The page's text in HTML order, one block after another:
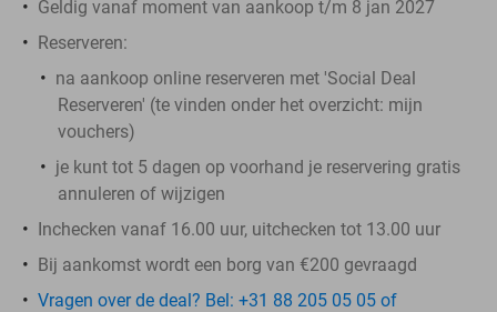
Geldig vanaf moment van aankoop t/m 8 jan 2027
Reserveren:
na aankoop online reserveren met 'Social Deal
Reserveren' (te vinden onder het overzicht: mijn
vouchers)
je kunt tot 5 dagen op voorhand je reservering gratis
annuleren of wijzigen
Inchecken vanaf 16.00 uur, uitchecken tot 13.00 uur
Bij aankomst wordt een borg van €200 gevraagd
Vragen over de deal? Bel: +31 88 205 05 05 of